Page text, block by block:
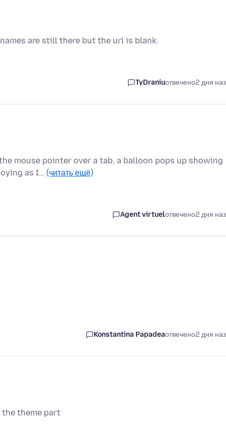
are still there but the url is blank.
TyDraniuотвечено2 дня
mouse pointer over a tab, a balloon pops up showing
as I… (читать ещё)
Agent virtuelотвечено2 дня
Konstantina Papadeaотвечено2 дня
theme part